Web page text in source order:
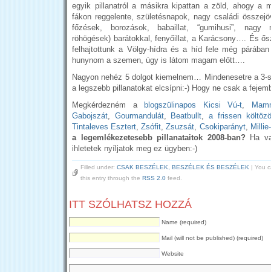
egyik pillanatról a másikra kipattan a zöld, ahogy a
fákon reggelente, születésnapok, nagy családi
főzések, borozások, babaillat, “gumihusi”, nagy
röhögések) barátokkal, fenyőillat, a Karácsony…. És
felhajtottunk a Völgy-hídra és a híd fele még
hunynom a szemen, úgy is látom magam előtt….
Nagyon nehéz 5 dolgot kiemelnem… Mindenesetre a
a legszebb pillanatokat elcsípni:-) Hogy ne csak a
Megkérdezném a blogszülinapos Kicsi Vú-t
Gabojszát
Gourmandulát, Beatbullt ,a frissen
Tintaleves Esztert ,Zsófit ,Zsuzsát Csokiparányt,
a legemlékezetesebb pillanataitok 2008-ban? Ha
ihletetek nyíljatok meg ez ügyben:-)
Filled under: CSAK BESZÉLEK, BESZÉLEK ÉS BESZÉLEK | You
this entry through the RSS 2.0 feed.
ITT SZÓLHATSZ HOZZÁ
Name (required)
Mail (will not be published) (required)
Website